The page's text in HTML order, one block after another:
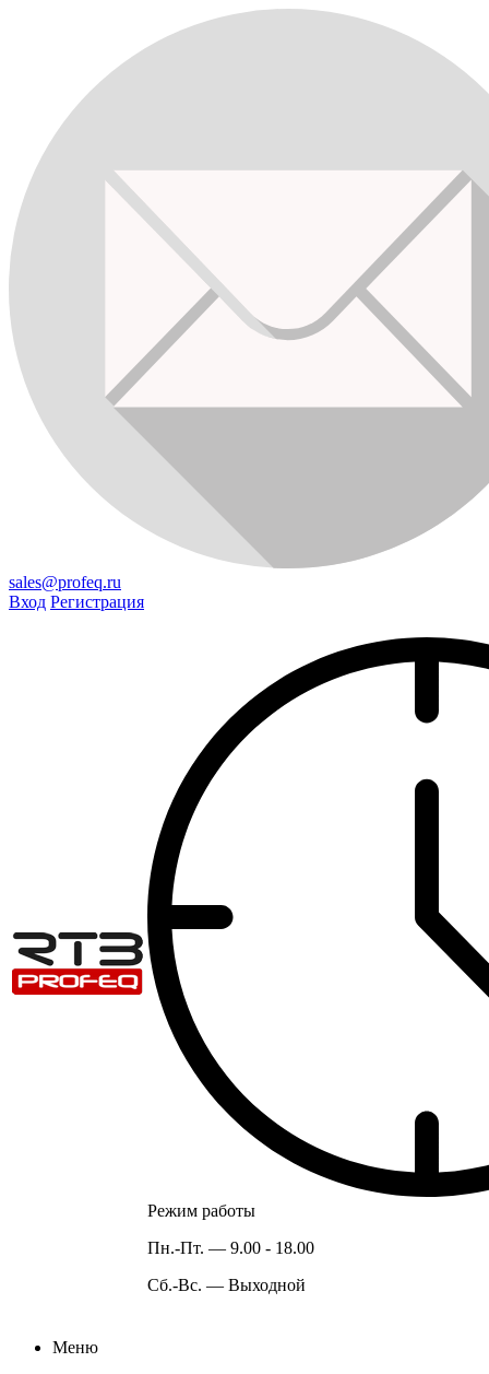
sales@profeq.ru
Вход Регистрация
Режим работы
Пн.-Пт. — 9.00 - 18.00
Сб.-Вс. — Выходной
Меню